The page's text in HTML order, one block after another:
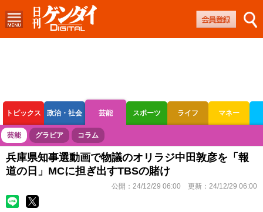
トピックス 政治・社会 芸能 スポーツ ライフ マネー
ボートレース 競輪 オートレース
芸能 グラビア コラム
兵庫県知事選動画で物議のオリラジ中田敦彦を「報
道の日」MCに担ぎ出すTBSの賭け
公開： 24/12/29 06:00 更新： 24/12/29 06:00